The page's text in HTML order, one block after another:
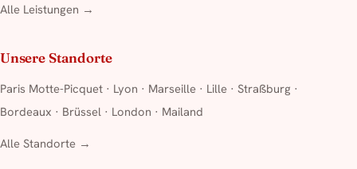
Alle Leistungen →
Unsere Standorte
Paris Motte-Picquet · Lyon · Marseille · Lille · Straßburg ·
Bordeaux · Brüssel · London · Mailand
Alle Standorte →